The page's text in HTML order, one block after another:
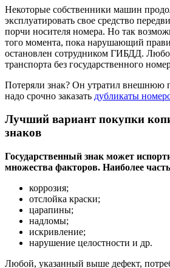
Некоторые собственники машин
эксплуатировать свое средство
порчи носителя номера. Но так
того момента, пока нарушающий
остановлен сотрудником ГИБДД.
транспорта без государственного
Потеряли знак? Он утратил внешнюю
надо срочно заказать дубликаты
Лучший вариант покупки
знаков
Государственный знак может
множества факторов. Наиболее
коррозия;
отслойка краски;
царапины;
надломы;
искривление;
нарушение целостности и др.
Любой, указанный выше дефект,